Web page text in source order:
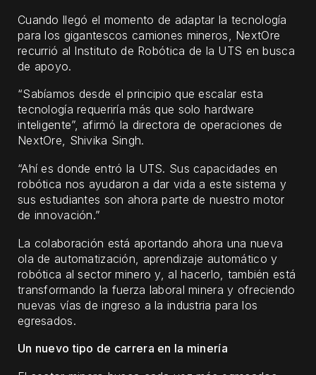
Cuando llegó el momento de adaptar la tecnología
para los gigantescos camiones mineros, NextOre
recurrió al Instituto de Robótica de la UTS en busca
de apoyo.
“Sabíamos desde el principio que escalar esta
tecnología requeriría más que solo hardware
inteligente”, afirmó la directora de operaciones de
NextOre, Shivika Singh.
“Ahí es donde entró la UTS. Sus capacidades en
robótica nos ayudaron a dar vida a este sistema y
sus estudiantes son ahora parte de nuestro motor
de innovación.”
La colaboración está aportando ahora una nueva
ola de automatización, aprendizaje automático y
robótica al sector minero y, al hacerlo, también está
transformando la fuerza laboral minera y ofreciendo
nuevas vías de ingreso a la industria para los
egresados.
Un nuevo tipo de carrera en la minería